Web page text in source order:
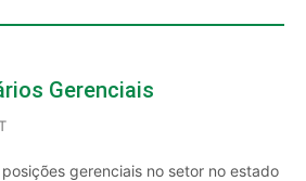
Gerenciais
gerenciais no setor no estado